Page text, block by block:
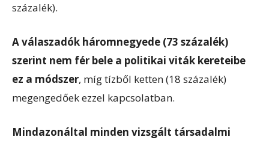
százalék).
A válaszadók háromnegyede (73 százalék)
szerint nem fér bele a politikai viták kereteibe
ez a módszer, míg tízből ketten (18 százalék)
megengedőek ezzel kapcsolatban.
Mindazonáltal minden vizsgált társadalmi